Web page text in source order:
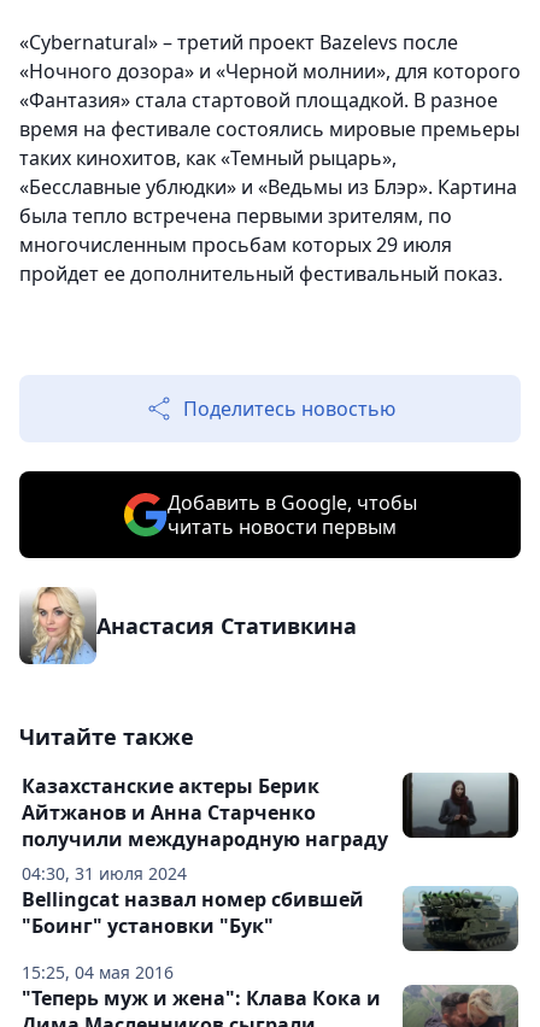
«Cybernatural» – третий проект Bazelevs после
«Ночного дозора» и «Черной молнии», для которого
«Фантазия» стала стартовой площадкой. В разное
время на фестивале состоялись мировые премьеры
таких кинохитов, как «Темный рыцарь»,
«Бесславные ублюдки» и «Ведьмы из Блэр». Картина
была тепло встречена первыми зрителям, по
многочисленным просьбам которых 29 июля
пройдет ее дополнительный фестивальный показ.
Поделитесь новостью
Добавить в Google, чтобы
читать новости первым
Анастасия Стативкина
Читайте также
04:30, 31 июля 2024
Казахстанские актеры Берик
Айтжанов и Анна Старченко
получили международную награду
15:25, 04 мая 2016
Bellingcat назвал номер сбившей
"Боинг" установки "Бук"
"Теперь муж и жена": Клава Кока и